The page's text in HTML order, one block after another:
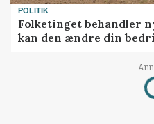
POLITIK
Folketinget behandler
kan den ændre din